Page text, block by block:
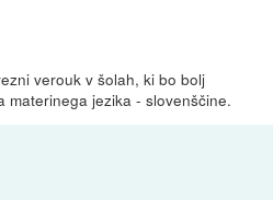
verouk v šolah, ki bo bolj
materinega jezika - slovenščine.